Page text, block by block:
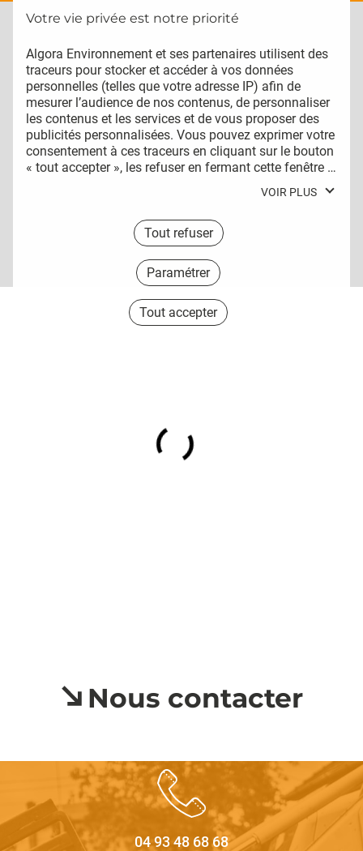
Algora Environnement et ses partenaires utilisent des
traceurs pour stocker et accéder à vos données
personnelles (telles que votre adresse IP) afin de
mesurer l’audience de nos contenus, de personnaliser
les contenus et les services et de vous proposer des
publicités personnalisées. Vous pouvez exprimer votre
consentement à ces traceurs en cliquant sur le bouton
« tout accepter », les refuser en fermant cette fenêtre à
l’aide de la croix « continuer sans accepter », ou vous
informer sur le détail de chaque finalité et exprimer
votre choix pour chacune d’entre elles en cliquant sur «
paramétrer ». En cliquant sur « tout accepter », vous
acceptez que nous et/ou nos partenaires publicitaires
stockent et/ou accèdent à des informations stockées
sur votre terminal afin de vous proposer des publicités
personnalisées, mesurer leur performance et obtenir
des données sur leurs audiences, développer et
améliorer nos produits, assurer la sécurité, prévenir la
automatiquement, utiliser des données de
géolocalisation précises, analyser activement les
caractéristiques du terminal pour l’identification. Vous
VOIR PLUS
Tout accepter
Tout refuser
Paramétrer
La réglementation impose ainsi qu’ils
soient ramonés, nettoyés et désinfectés
avec des produits spécifiques deux fois
par an minimum. (Art 79 du Code
Sanitaire).
Les locaux doivent également être traités
pour empêcher l’intrusion de rongeurs et
Départemental.
Nous contacter
04 93 48 68 68